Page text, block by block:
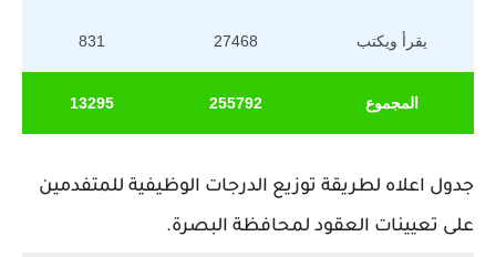
يقرأ ويكتب 27468
831
المجموع 255792
13295
جدول اعلاه لطريقة توزيع الدرجات الوظيفية للمتفدمين
على تعيينات العقود لمحافظة البصرة.